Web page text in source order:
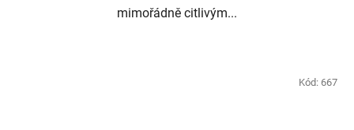
mimořádně citlivým...
Kód: 667